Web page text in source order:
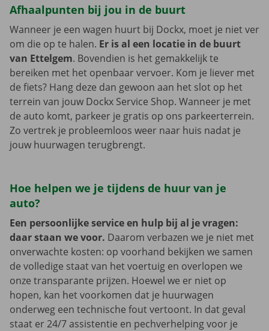
Afhaalpunten bij jou in de buurt
Wanneer je een wagen huurt bij Dockx, moet je niet ver
om die op te halen. Er is al een locatie in de buurt
van Ettelgem. Bovendien is het gemakkelijk te
bereiken met het openbaar vervoer. Kom je liever met
de fiets? Hang deze dan gewoon aan het slot op het
terrein van jouw Dockx Service Shop. Wanneer je met
de auto komt, parkeer je gratis op ons parkeerterrein.
Zo vertrek je probleemloos weer naar huis nadat je
jouw huurwagen terugbrengt.
Hoe helpen we je tijdens de huur van je
auto?
Een persoonlijke service en hulp bij al je vragen:
daar staan we voor. Daarom verbazen we je niet met
onverwachte kosten: op voorhand bekijken we samen
de volledige staat van het voertuig en overlopen we
onze transparante prijzen. Hoewel we er niet op
hopen, kan het voorkomen dat je huurwagen
onderweg een technische fout vertoont. In dat geval
staat er 24/7 assistentie en pechverhelping voor je